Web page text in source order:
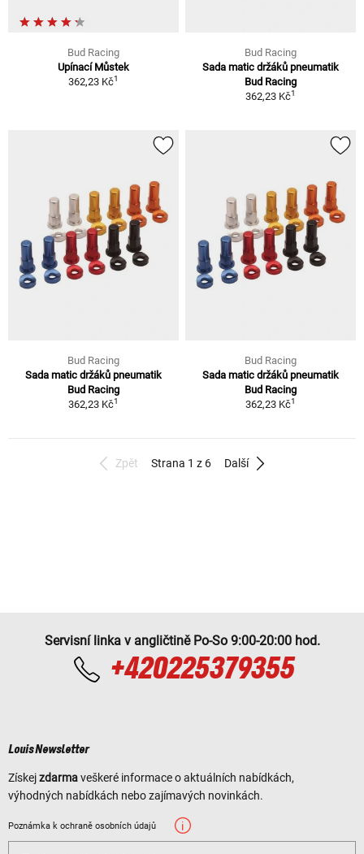
Bud Racing
Upínací Můstek
362,23 Kč1
Bud Racing
Sada matic držáků pneumatik
Bud Racing
362,23 Kč1
Bud Racing
Sada matic držáků pneumatik
Bud Racing
362,23 Kč1
Bud Racing
Sada matic držáků pneumatik
Bud Racing
362,23 Kč1
Zpět Strana 1 z 6 Další
Servisní linka v angličtině Po-So 9:00-20:00 hod.
+420225379355
Louis Newsletter
Získejzdarmaveškeré informace o aktuálních nabídkách,
výhodných nabídkách nebo zajímavých novinkách.
Poznámka k ochraně osobních údajů